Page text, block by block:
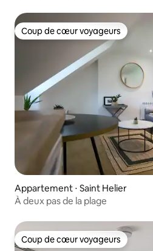
Coup de cœur voyageurs
Coup de cœur voyageurs
Appartement ⋅ Saint Helier
À deux pas de la plage
Coup de cœur voyageurs
Coup de cœur voyageurs